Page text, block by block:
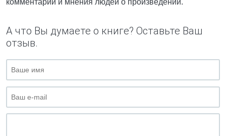
комментарии и мнения людей о произведении.
А что Вы думаете о книге? Оставьте Ваш
отзыв.